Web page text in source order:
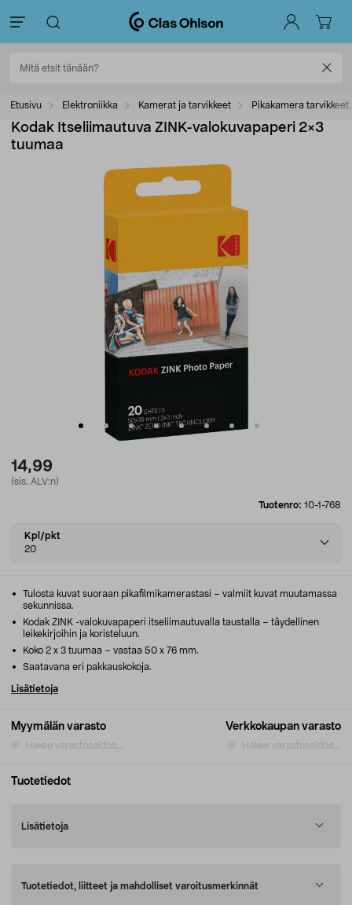
Etusivu Elektroniikka Kamerat ja tarvikkeet Pikakamera tarvikkeet
Kodak Itseliimautuva ZINK-valokuvapaperi 2×3
tuumaa
14,99
(sis. ALV:n)
Tuotenro: 10-1-768
Select
variant
Kpl/pkt
20
Myymälän varasto
Hakee varastosaldoa...
Verkkokaupan varasto
Hakee varastosaldoa...
Tulosta kuvat suoraan pikafilmikamerastasi – valmiit kuvat muutamassa
sekunnissa.
Kodak ZINK -valokuvapaperi itseliimautuvalla taustalla – täydellinen
leikekirjoihin ja koristeluun.
Koko 2 x 3 tuumaa – vastaa 50 x 76 mm.
Saatavana eri pakkauskokoja.
Lisätietoja
Tuotetiedot
Lisätietoja
Tuotetiedot, liitteet ja mahdolliset varoitusmerkinnät